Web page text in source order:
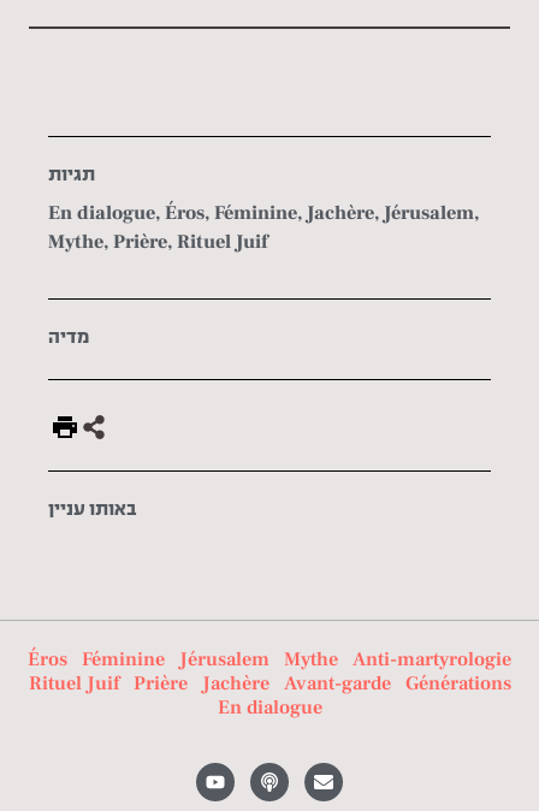
תגיות
En dialogue,Éros,Féminine, Jachère, Jérusalem,
Mythe,Prière,Rituel Juif
מדיה
באותו עניין
Éros Féminine Jérusalem Mythe Anti-martyrologie
Rituel Juif Prière Jachère Avant-garde Générations
En dialogue